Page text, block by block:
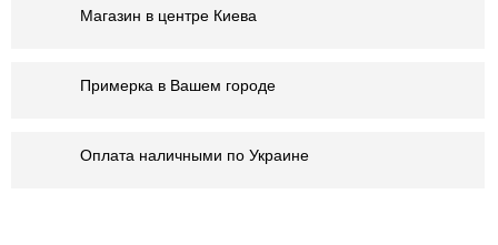
Магазин в центре Киева
Примерка в Вашем городе
Оплата наличными по Украине